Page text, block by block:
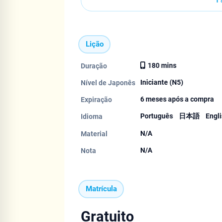
Lição
Duração 180 mins
Nível de Japonês Iniciante (N5)
Expiração 6 meses após a compra
Idioma Português 日本語
Material N/A
Nota N/A
Matrícula
Gratuito